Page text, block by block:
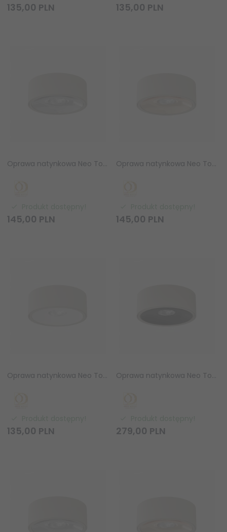
135,00 PLN 135,00 PLN
Oprawa natynkowa Neo Toupe Slim KG / Ufo Cromo GU10 8W Orlicki Design OR86508
145,00 PLN
Oprawa natynkowa Neo Toupe Slim KG / Ufo Gold GU10 8W Orlicki Design OR86492
145,00 PLN
Oprawa natynkowa Neo Toupe Slim KG / Ufo Bianco GU10 8W Orlicki Design OR86485
135,00 PLN
Oprawa natynkowa Neo Toupe Slim / Ufo Nero LED 10,5W 3000K Orlicki Design OR86478
279,00 PLN